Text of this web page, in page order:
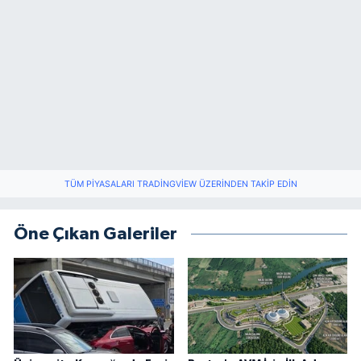
TÜM PIYASALARI TRADINGVIEW ÜZERINDEN TAKIP EDIN
Öne Çıkan Galeriler